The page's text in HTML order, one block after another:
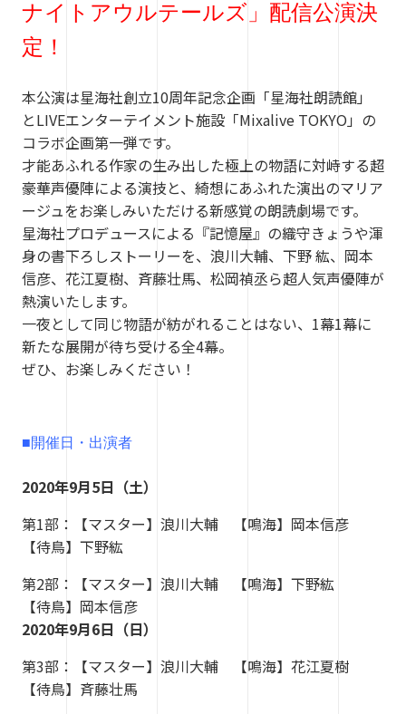
ナイトアウルテールズ」配信公演決
定！
本公演は星海社創立10周年記念企画「星海社朗読館」
とLIVEエンターテイメント施設「Mixalive TOKYO」の
コラボ企画第一弾です。
才能あふれる作家の生み出した極上の物語に対峙する超
豪華声優陣による演技と、綺想にあふれた演出のマリア
ージュをお楽しみいただける新感覚の朗読劇場です。
星海社プロデュースによる『記憶屋』の織守きょうや渾
身の書下ろしストーリーを、浪川大輔、下野 紘、岡本
信彦、花江夏樹、斉藤壮馬、松岡禎丞ら超人気声優陣が
熱演いたします。
一夜として同じ物語が紡がれることはない、1幕1幕に
新たな展開が待ち受ける全4幕。
ぜひ、お楽しみください！
■開催日・出演者
2020年9月5日（土）
第1部：【マスター】浪川大輔 【鳴海】岡本信彦
【待鳥】下野紘
第2部：【マスター】浪川大輔 【鳴海】下野紘
【待鳥】岡本信彦
2020年9月6日（日）
第3部：【マスター】浪川大輔 【鳴海】花江夏樹
【待鳥】斉藤壮馬